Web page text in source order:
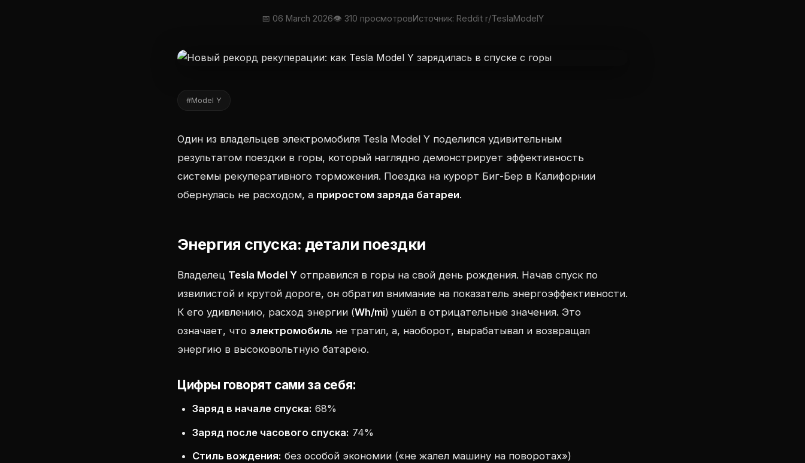
📅 06 March 2026👁 310 просмотровИсточник: Reddit r/TeslaModelY
#Model Y
Один из владельцев электромобиля Tesla Model Y поделился удивительным
результатом поездки в горы, который наглядно демонстрирует эффективность
системы рекуперативного торможения. Поездка на курорт Биг-Бер в Калифорнии
обернулась не расходом, а приростом заряда батареи.
Энергия спуска: детали поездки
Владелец Tesla Model Y отправился в горы на свой день рождения. Начав спуск по
извилистой и крутой дороге, он обратил внимание на показатель энергоэффективности.
К его удивлению, расход энергии (Wh/mi) ушёл в отрицательные значения. Это
означает, что электромобиль не тратил, а, наоборот, вырабатывал и возвращал
энергию в высоковольтную батарею.
Цифры говорят сами за себя:
Заряд в начале спуска: 68%
Заряд после часового спуска: 74%
Стиль вождения: без особой экономии («не жалел машину на поворотах»)